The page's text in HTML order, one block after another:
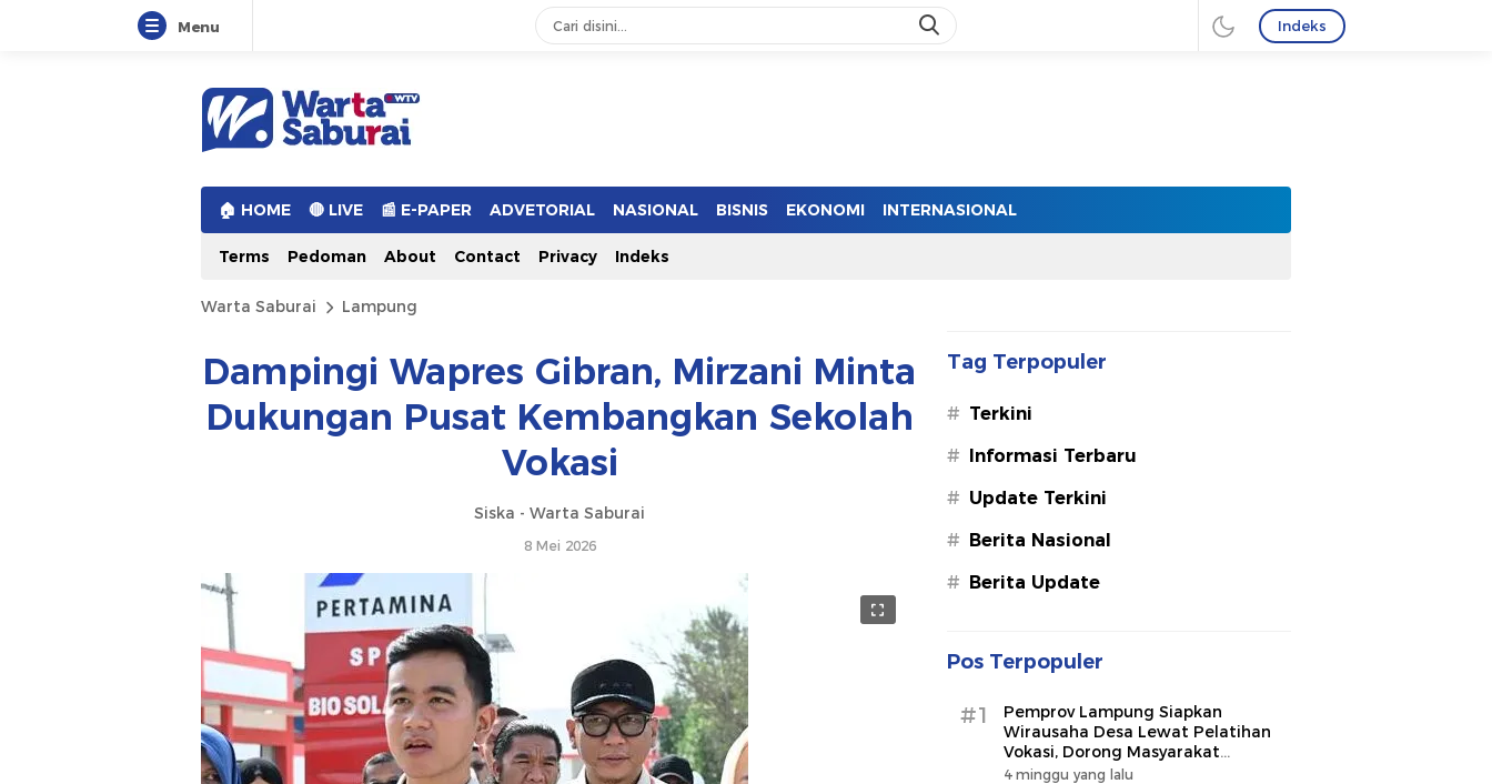
Menu Indeks
Warta Saburai
Sumber Informasi Terkini
🏠︎ HOME 🔴 LIVE 📰 E-PAPER ADVETORIAL NASIONAL BISNIS EKONOMI INTERNASIONAL
Terms Pedoman About Contact Privacy Indeks
Warta Saburai Lampung
Dampingi Wapres Gibran, Mirzani Minta
Dukungan Pusat Kembangkan Sekolah
Vokasi
Siska - Warta Saburai
8 Mei 2026
Tag Terpopuler
# Terkini
# Informasi Terbaru
# Update Terkini
# Berita Nasional
# Berita Update
Pos Terpopuler
#1
Pemprov Lampung Siapkan
Wirausaha Desa Lewat Pelatihan
Vokasi, Dorong Masyarakat
Ciptakan Lapangan Kerja
4 minggu yang lalu